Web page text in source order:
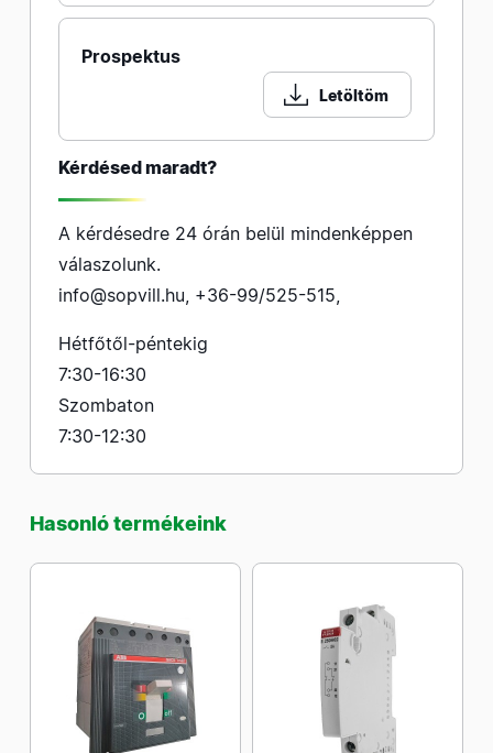
Prospektus
Letöltöm
Kérdésed maradt?
A kérdésedre 24 órán belül mindenképpen
válaszolunk.
info@sopvill.hu, +36-99/525-515,
Hétfőtől-péntekig
7:30-16:30
Szombaton
7:30-12:30
Hasonló termékeink